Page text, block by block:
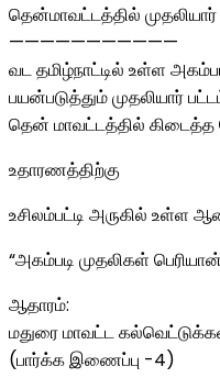
தென்மாவட்டத்தில்
———————————
வட தமிழ்நாட்டில் உள்ள
பயன்படுத்தும் முதலியார்
தென் மாவட்டத்தில் கிடைத்த
உதாரணத்திற்கு
உசிலம்பட்டி அருகில் உள்ள
“அகம்படி முதலிகள்
ஆதாரம்:
மதுரை மாவட்ட
(பார்க்க இணைப்பு -4)